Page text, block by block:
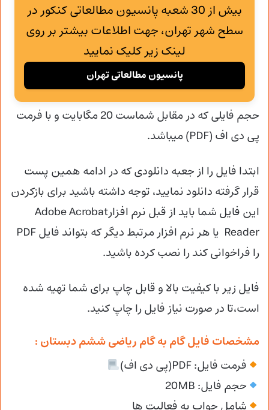
بیش از 30 شعبه پانسیون مطالعاتی کنکور در
سطح شهر تهران، جهت اطلاعات بیشتر بر روی
لینک زیر کلیک نمایید
پانسیون مطالعاتی تهران
حجم فایلی که در مقابل شماست 20 مگابایت و با فرمت
پی دی اف (PDF) میباشد.
ابتدا فایل را از جعبه دانلودی که در ادامه همین پست
قرار گرفته دانلود نمایید، توجه داشته باشید برای بازکردن
این فایل شما باید از قبل نرم افزارAdobe Acrobat
را فراخوانی کند را نصب کرده باشید.
فایل زیر با کیفیت بالا و قابل چاپ برای شما تهیه شده
است،تا در صورت نیاز فایل را چاپ کنید.
مشخصات فایل گام به گام ریاضی ششم دبستان :
فرمت فایل: PDF(پی دی اف)
حجم فایل: 20MB